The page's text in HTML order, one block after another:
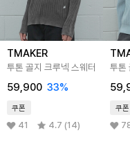
TMAKER
투톤 골지 크루넥 스웨터
59,900 33%
쿠폰
41 4.7 (14)
투톤
쿠폰